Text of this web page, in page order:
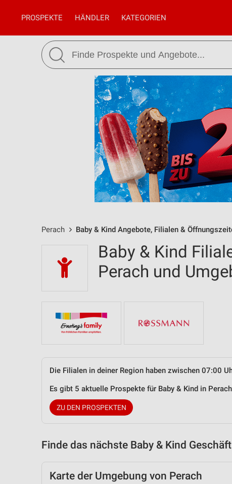
PROSPEKTE HÄNDLER KATEGORIEN
Perach Baby & Kind Angebote, Filialen &
Baby & Kind
Perach und
Die Filialen in deiner Region haben zwischen 07:00
Es gibt 5 aktuelle Prospekte für Baby & Kind in
ZU DEN PROSPEKTEN
Finde das nächste Baby & Kind
Karte der Umgebung von Perach